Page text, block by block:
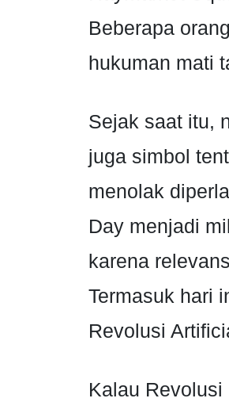
Beberapa
hukuman mati
Sejak saat itu,
juga simbol
menolak
Day menjadi
karena
Termasuk hari
Revolusi
Kalau